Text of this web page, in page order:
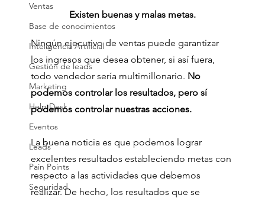
Ventas
Base de conocimientos
Inteligencia Artificial
Gestión de leads
Marketing
Help Desk
Eventos
Leads
Pain Points
Seguridad
Existen buenas y malas metas.
Ningún ejecutivo de ventas puede garantizar
los ingresos que desea obtener, si así fuera,
todo vendedor sería multimillonario. No
podemos controlar los resultados, pero sí
podemos controlar nuestras acciones.
La buena noticia es que podemos lograr
excelentes resultados estableciendo metas con
respecto a las actividades que debemos
realizar. De hecho, los resultados que se